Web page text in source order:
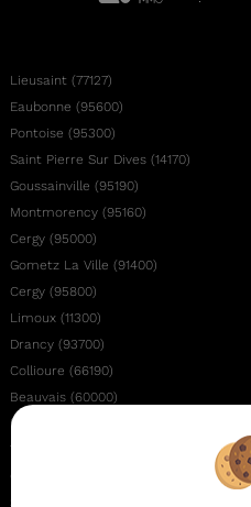
Lieusaint (77127)
Eaubonne (95600)
Pontoise (95300)
Saint Pierre Sur Dives (14170)
Goussainville (95190)
Montmorency (95160)
Cergy (95000)
Gometz La Ville (91400)
Cergy (95800)
Limoux (11300)
Drancy (93700)
Collioure (66190)
Beauvais (60000)
La Mailleraye Sur Seine (76940)
Thermes Magnoac (65230)
Canet En Roussillon (66140)
Saint Pierre Du Regard (61790)